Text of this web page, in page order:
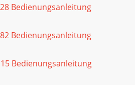
Bedienungsanleitung
Bedienungsanleitung
Bedienungsanleitung